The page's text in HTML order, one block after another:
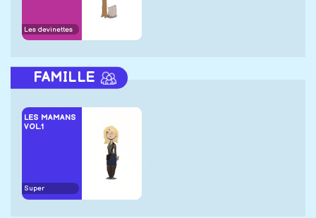
Les devinettes
FAMILLE
LES MAMANS
VOL.1
Super